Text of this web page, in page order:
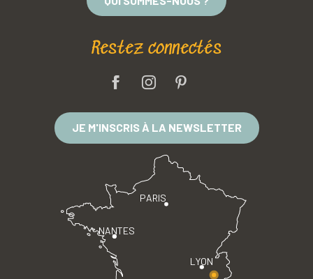
Restez connectés
JE M'INSCRIS À LA NEWSLETTER
PARIS
LYON
NANTES